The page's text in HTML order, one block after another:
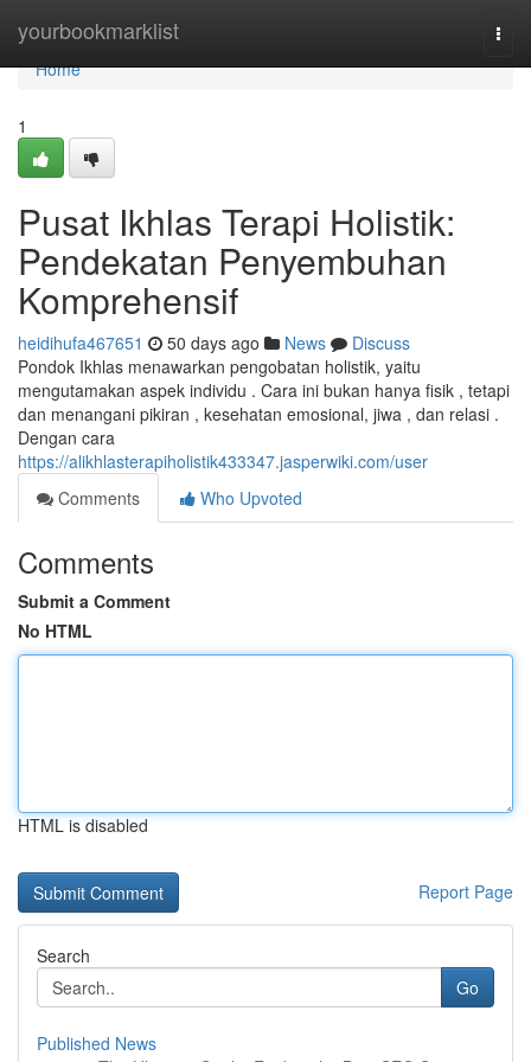
yourbookmarklist
Home
Home
1
Pusat Ikhlas Terapi Holistik:
Pendekatan Penyembuhan
Komprehensif
heidihufa467651 50 days ago News
Discuss
Pondok Ikhlas menawarkan pengobatan holistik, yaitu
mengutamakan aspek individu . Cara ini bukan hanya fisik , tetapi
dan menangani pikiran , kesehatan emosional, jiwa , dan relasi .
Dengan cara
https://alikhlasterapiholistik433347.jasperwiki.com/user
Comments
Who Upvoted
Comments
Submit a Comment
No HTML
HTML is disabled
Report Page
Search
Go
Published News